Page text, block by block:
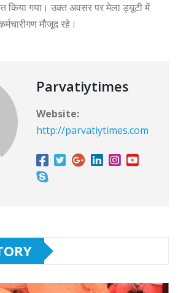
किया गया। उक्त अवसर पर मेला ड्यूटी में
मौजूद रहे।
Parvatiytimes
Website:
http://parvatiytimes.com